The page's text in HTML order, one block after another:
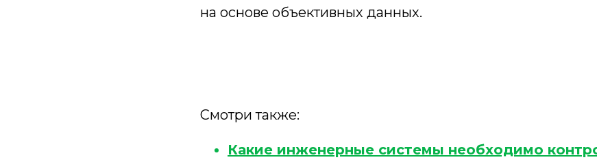
на основе объективных данных.
Смотри также:
Какие инженерные системы необходимо